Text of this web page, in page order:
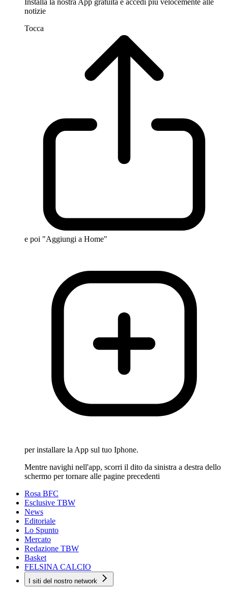
Installa la nostra App gratuita e accedi più velocemente alle
notizie
Tocca
e poi "Aggiungi a Home"
per installare la App sul tuo Iphone.
Mentre navighi nell'app, scorri il dito da sinistra a destra dello
schermo per tornare alle pagine precedenti
Rosa BFC
Esclusive TBW
News
Editoriale
Lo Spunto
Mercato
Redazione TBW
Basket
FELSINA CALCIO
I siti del nostro network